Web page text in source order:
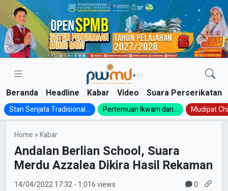
Skip
content
Beranda Headline Kabar Video Suara Perserikatan
Stan Senjata Tradisional... Pertemuan Ikwam dan... Mudipat
Home »Kabar
Andalan Berlian School, Suara
Merdu Azzalea Dikira Hasil Rekaman
14/04/202217:32- 1.016 views 0